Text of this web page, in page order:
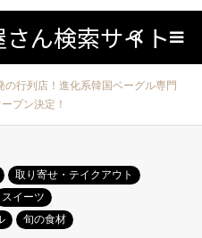
ん検索サイト検索
の行列店！進化系韓国ベーグル専門
プン決定！
取り寄せ・テイクアウト
スイーツ
旬の食材